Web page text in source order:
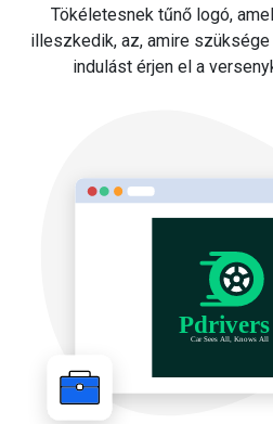
Tökéletesnek tűnő logó,
illeszkedik, az, amire
indulást érjen el a